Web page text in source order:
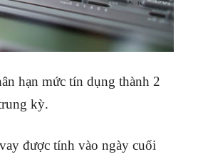
hạn mức tín dụng thành 2
kỳ.
được tính vào ngày cuối